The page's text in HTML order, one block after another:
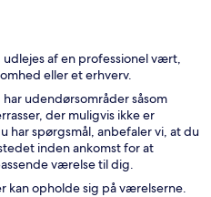
af en professionel vært,
eller et erhverv.
udendørsområder såsom
der muligvis ikke er
har spørgsmål, anbefaler vi, at du
inden ankomst for at
værelse til dig.
kan opholde sig på værelserne.